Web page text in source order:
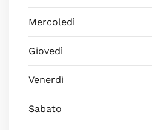
Mercoledì
Giovedì
Venerdì
Sabato